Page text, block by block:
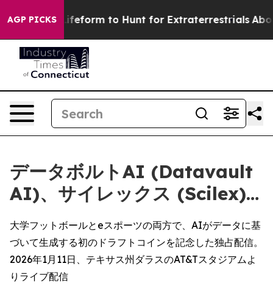
AGP PICKS
Lifeform to Hunt for Extraterrestrials About
データボルトAI (Datavault
AI)、サイレックス (Scilex)…
大学フットボールとeスポーツの両方で、AIがデータに基
づいて生成する初のドラフトコインを記念した独占配信。
2026年1月11日、テキサス州ダラスのAT&Tスタジアムよ
りライブ配信